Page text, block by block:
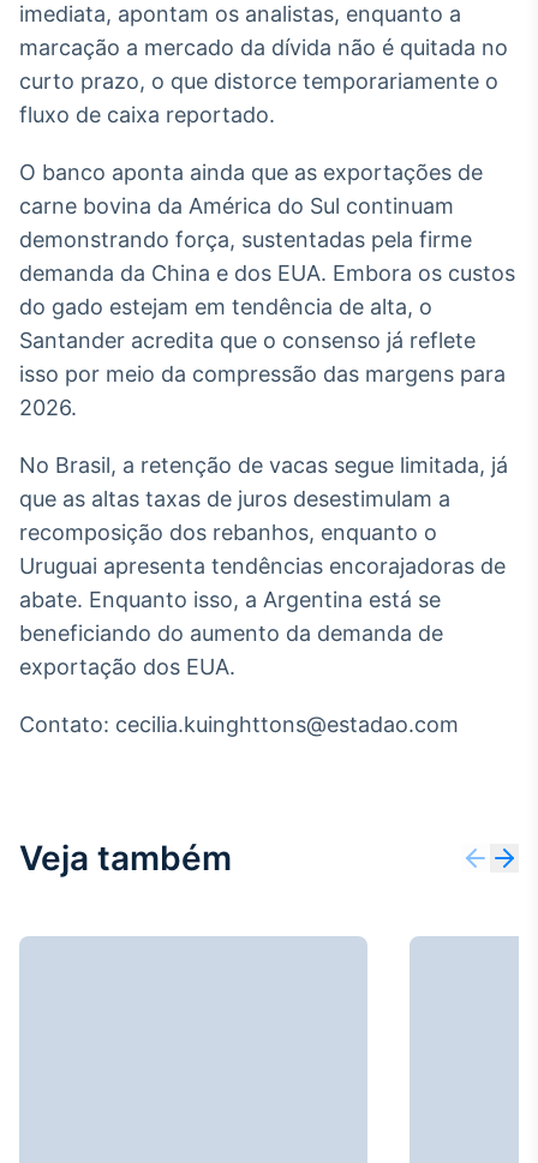
Broadcast
Widgets
Componentes
para conteúdos e
Broadcast
Wallboard
Conteúdos e
dados para
displays e telas
conteúdos
noticiosos
Soluções de
Tecnologia
Radar
Monitoramento
IA
imediata, apontam os analistas, enquanto a
marcação a mercado da dívida não é quitada no
curto prazo, o que distorce temporariamente o
fluxo de caixa reportado.
O banco aponta ainda que as exportações de
carne bovina da América do Sul continuam
demonstrando força, sustentadas pela firme
demanda da China e dos EUA. Embora os custos
do gado estejam em tendência de alta, o
Santander acredita que o consenso já reflete
isso por meio da compressão das margens para
2026.
No Brasil, a retenção de vacas segue limitada, já
que as altas taxas de juros desestimulam a
recomposição dos rebanhos, enquanto o
Uruguai apresenta tendências encorajadoras de
abate. Enquanto isso, a Argentina está se
beneficiando do aumento da demanda de
exportação dos EUA.
Contato: cecilia.kuinghttons@estadao.com
Veja também